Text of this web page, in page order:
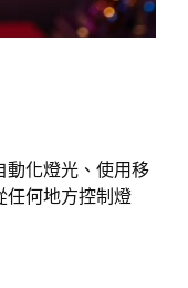
動化燈光、使用移
任何地方控制燈